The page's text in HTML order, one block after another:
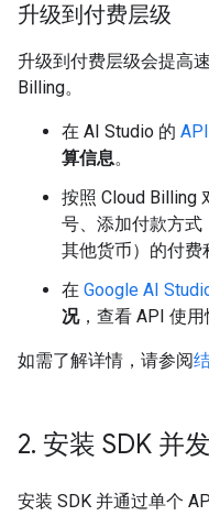
升级到付费层级
升级到付费层级会提高
Billing。
在 AI Studio 的
算信息。
按照 Cloud Billing
号、添加付款方式
其他货币）的付费
在 Google AI
况，查看 API 使用
如需了解详情，请参阅
2. 安装 SDK 并
安装 SDK 并通过单个